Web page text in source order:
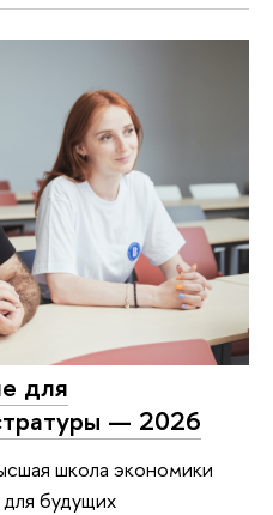
для
— 2026
школа экономики
будущих